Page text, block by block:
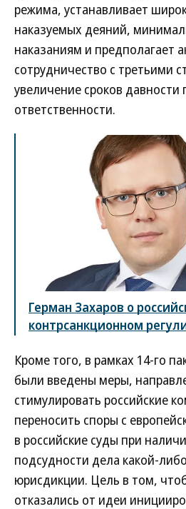
режима, устанавливает
наказуемых деяний,
наказаниям и предполагает
сотрудничество с третьими
увеличение сроков давности
ответственности.
Герман Захаров о
контрсанкционном
Кроме того, в рамках 14-го
были введены меры,
стимулировать российские
переносить споры с
в российские суды при
подсудности дела какой-
юрисдикции. Цель в том,
отказались от идеи